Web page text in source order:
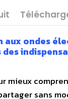
aux ondes
mieux
sans